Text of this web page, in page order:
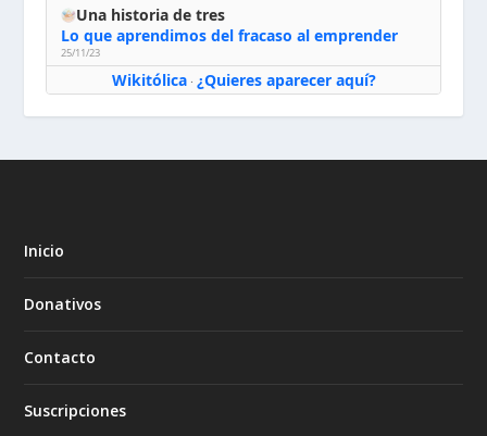
Una historia de tres
Lo que aprendimos del fracaso al emprender
25/11/23
Wikitólica· ¿Quieres aparecer aquí?
Inicio
Donativos
Contacto
Suscripciones